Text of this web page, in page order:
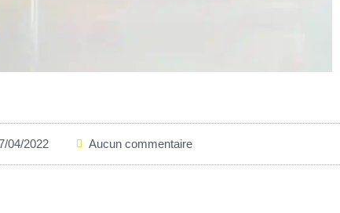
04/2022 Aucun commentaire